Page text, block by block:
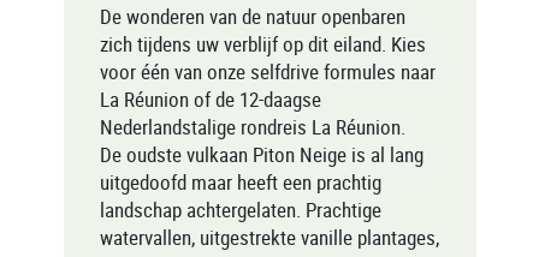
De wonderen van de natuur openbaren
zich tijdens uw verblijf op dit eiland. Kies
voor één van onze selfdrive formules naar
La Réunion of de 12-daagse
Nederlandstalige rondreis La Réunion.
De oudste vulkaan Piton Neige is al lang
uitgedoofd maar heeft een prachtig
landschap achtergelaten. Prachtige
watervallen, uitgestrekte vanille plantages,